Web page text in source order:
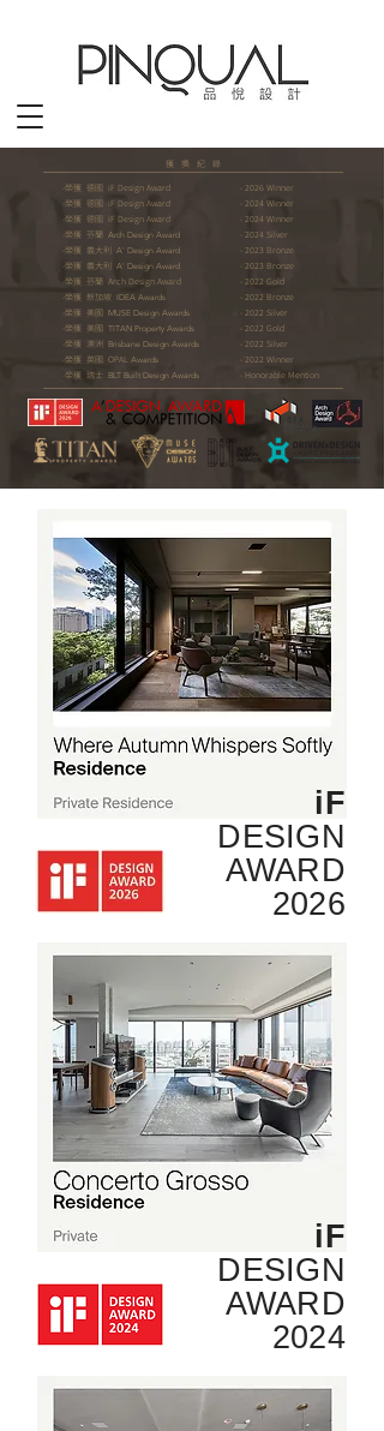
獲 獎 紀 錄
- 2026 Winner
- 2024 Winner
- 2024 Winner
- 2024 Silver
- 2023 Bronze
- 2023 Bronze
- 2022 Gold
- 2022 Bronze
- 2022 Silver
- 2022 Gold
- 2022 Silver
- 2022 Winner
- Honorable Mention
-榮獲 德國 iF Design Award
-榮獲 德國 iF Design Award
-榮獲 德國 iF Design Award
-榮獲 芬蘭 Arch Design Award
-榮獲 義大利 A' Design Award
-榮獲 義大利 A' Design Award
-榮獲 芬蘭 Arch Design Award
-榮獲 新加坡 IDEA Awards
-榮獲 美國 MUSE Design Awards
-榮獲 美國 TITAN Property Awards
-榮獲 澳洲 Brisbane Design Awards
-榮獲 英國 OPAL Awards
-榮獲 瑞士 BLT Built Design Awards
iF
DESIGN
AWARD
2026
iF
DESIGN
AWARD
2024